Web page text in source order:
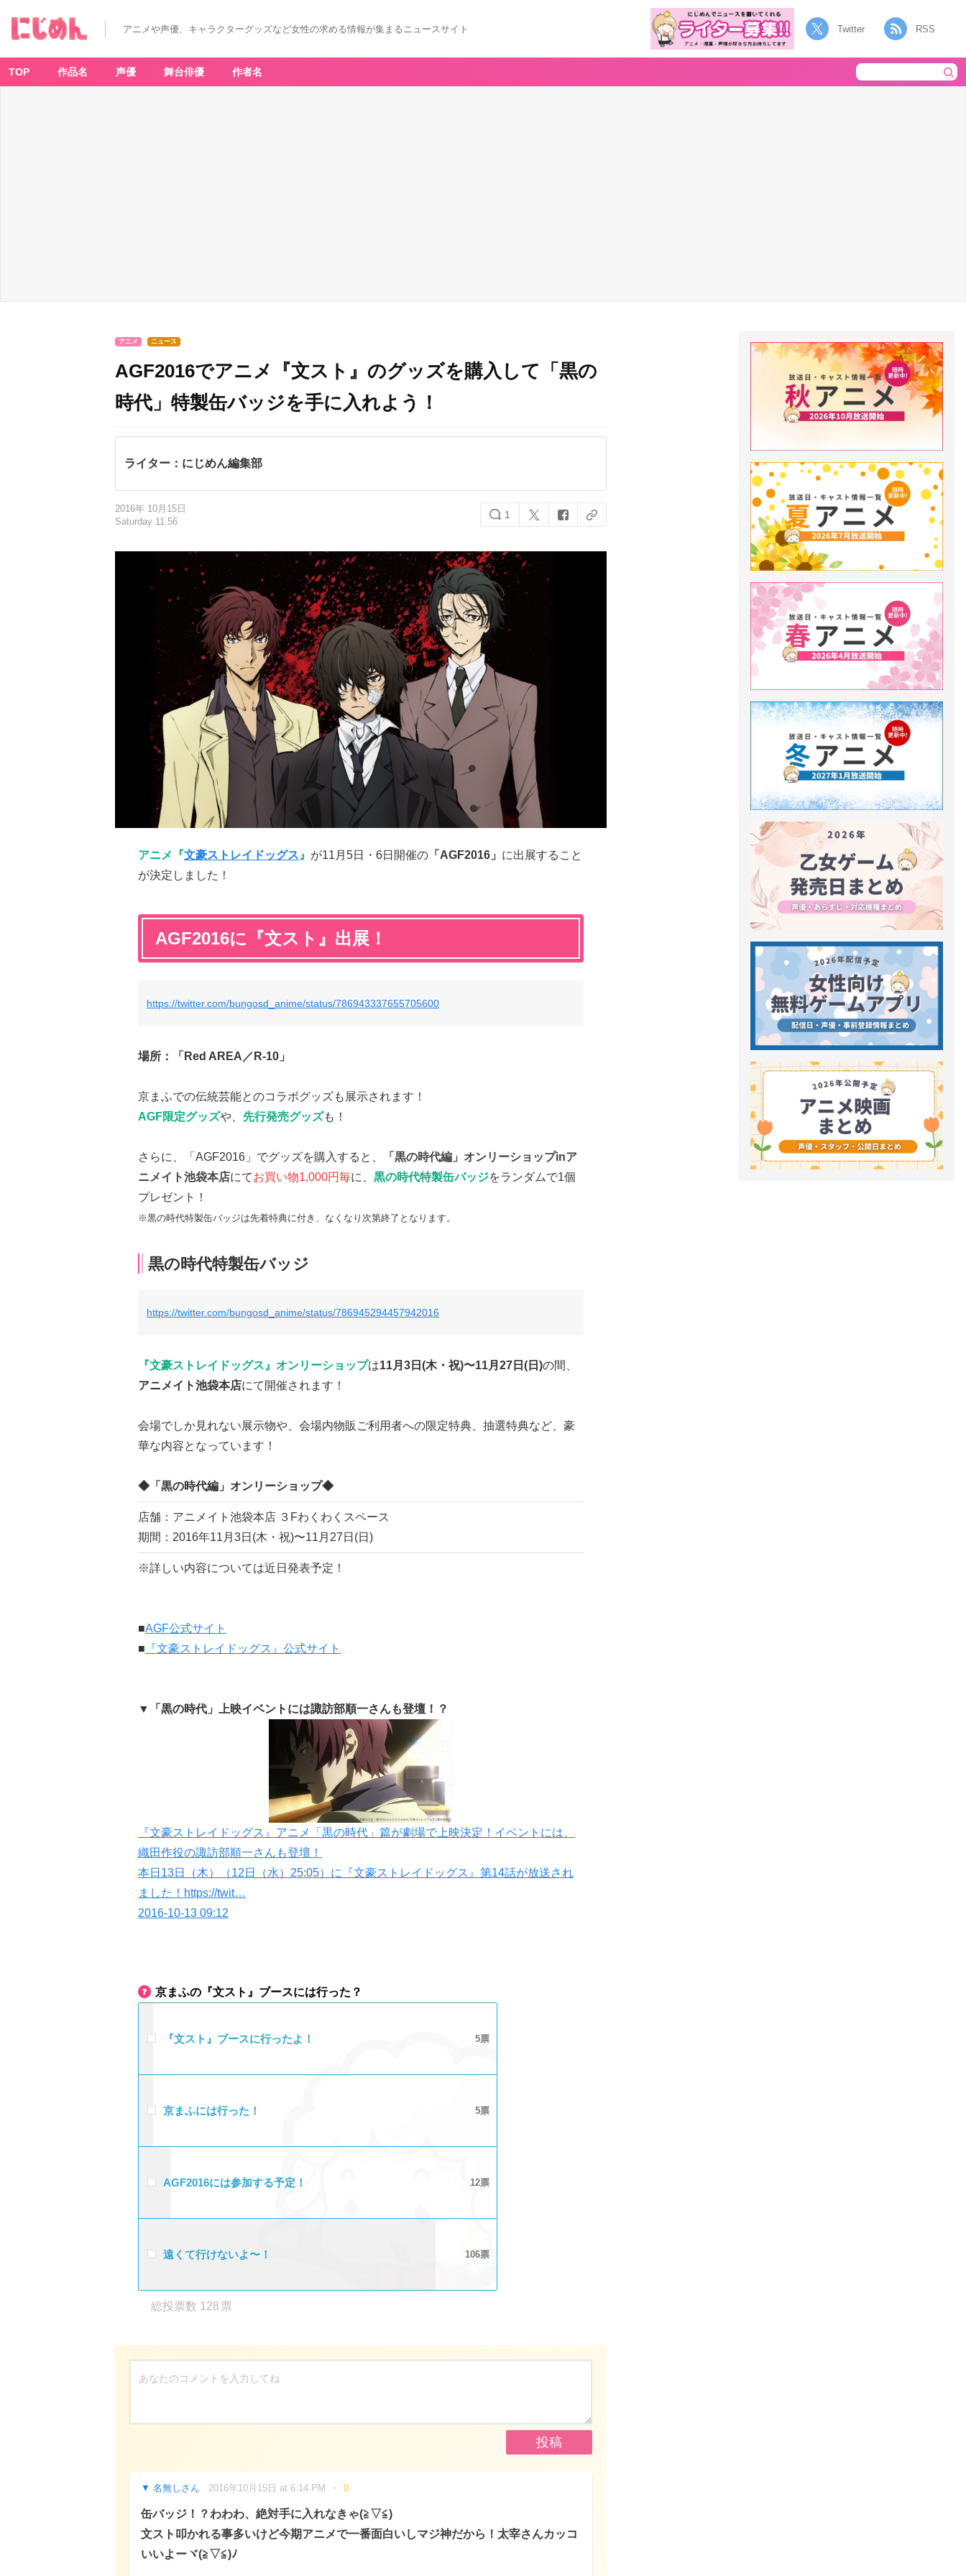
アニメや声優、キャラクターグッズなど女性の求める情報が集まるニュースサイト Twitter RSS
TOP 作品名 声優 舞台俳優 作者名
アニメ ニュース
AGF2016でアニメ『文スト』のグッズを購入して「黒の
時代」特製缶バッジを手に入れよう！
ライター：にじめん編集部
2016年 10月15日
Saturday 11:56
1
アニメ『文豪ストレイドッグス 』 が11月5日・6日開催の 「AGF2016」 に出展すること
が決定しました！
AGF2016に『文スト』出展！
https://twitter.com/bungosd_anime/status/786943337655705600
場所： 「Red AREA／R-10」
京まふでの伝統芸能とのコラボグッズも展示されます！
AGF限定グッズや、 先行発売グッズも！
さらに、「AGF2016」でグッズを購入すると、
「黒の時代編」オンリーショップinア
ニメイト池袋本店にてお買い物1,000円毎に、 黒の時代特製缶バッジをランダムで1個
プレゼント！
※黒の時代特製缶バッジは先着特典に付き、なくなり次第終了となります。
黒の時代特製缶バッジ
https://twitter.com/bungosd_anime/status/786945294457942016
『文豪ストレイドッグス』オンリーショップは11月 3日(木・祝)〜11月27日(日)の間、
アニメイト池袋本店にて開催されます！
会場でしか見れない展示物や、会場内物販ご利用者への限定特典、抽選特典など、豪
華な内容となっています！
◆「黒の時代編」オンリーショップ◆
店舗：アニメイト池袋本店 ３Fわくわくスペース
期間：2016年11月3日(木・祝)〜11月27日(日)
※詳しい内容については近日発表予定！
■AGF公式サイト
■ 『文豪ストレイドッグス』公式サイト
▼「黒の時代」上映イベントには諏訪部順一さんも登壇！？
『文豪ストレイドッグス』アニメ「黒の時代」篇が劇場で上映決定！イベントには、
織田作役の諏訪部順一さんも登壇！
本日13日（木）（12日（水）25:05）に『文豪ストレイドッグス』第14話が放送され
ました！https://twit…
2016-10-13 09:12
京まふの『文スト』ブースには行った？
『文スト』ブースに行ったよ！ 5
京まふには行った！ 5
AGF2016には参加する予定！ 12
遠くて行けないよ〜！ 106
128
名無しさん 2016年10月15日 at 6:14 PM 0
缶バッジ！？わわわ、絶対手に入れなきゃ(≧▽≦)
文スト叩かれる事多いけど今期アニメで一番面白いしマジ神だから！太宰さんカッコ
いいよーヾ(≧▽≦)ﾉ